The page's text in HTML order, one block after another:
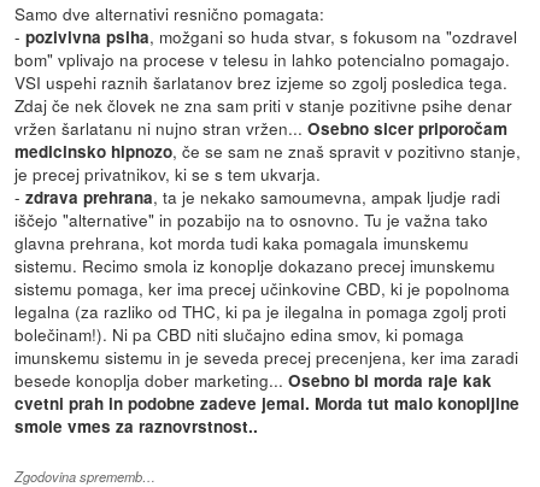
Samo dve alternativi resnično pomagata:
-pozivivna psiha, možgani so huda stvar, s fokusom na "ozdravel
bom" vplivajo na procese v telesu in lahko potencialno pomagajo.
VSI uspehi raznih šarlatanov brez izjeme so zgolj posledica tega.
Zdaj če nek človek ne zna sam priti v stanje pozitivne psihe denar
vržen šarlatanu ni nujno stran vržen...Osebno sicer priporočam
medicinsko hipnozo, če se sam ne znaš spravit v pozitivno stanje,
je precej privatnikov, ki se s tem ukvarja.
-zdrava prehrana, ta je nekako samoumevna, ampak ljudje radi
iščejo "alternative" in pozabijo na to osnovno. Tu je važna tako
glavna prehrana, kot morda tudi kaka pomagala imunskemu
sistemu. Recimo smola iz konoplje dokazano precej imunskemu
sistemu pomaga, ker ima precej učinkovine CBD, ki je popolnoma
legalna (za razliko od THC, ki pa je ilegalna in pomaga zgolj proti
bolečinam!). Ni pa CBD niti slučajno edina smov, ki pomaga
imunskemu sistemu in je seveda precej precenjena, ker ima zaradi
besede konoplja dober marketing...Osebno bi morda raje kak
cvetni prah in podobne zadeve jemal. Morda tut malo konopljine
smole vmes za raznovrstnost..
Zgodovina sprememb…